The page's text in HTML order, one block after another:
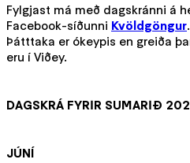
Fylgjast má með dagskránni á
Facebook-síðunni Kvöldgöngur.
Þátttaka er ókeypis en greiða
eru í Viðey.
DAGSKRÁ FYRIR SUMARIÐ
JÚNÍ